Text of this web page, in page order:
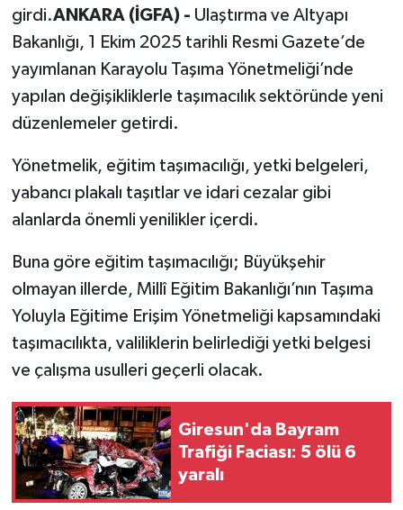
girdi.ANKARA (İGFA) - Ulaştırma ve Altyapı
Bakanlığı, 1 Ekim 2025 tarihli Resmi Gazete’de
yayımlanan Karayolu Taşıma Yönetmeliği’nde
yapılan değişikliklerle taşımacılık sektöründe yeni
düzenlemeler getirdi.
Yönetmelik, eğitim taşımacılığı, yetki belgeleri,
yabancı plakalı taşıtlar ve idari cezalar gibi
alanlarda önemli yenilikler içerdi.
Buna göre eğitim taşımacılığı; Büyükşehir
olmayan illerde, Millî Eğitim Bakanlığı’nın Taşıma
Yoluyla Eğitime Erişim Yönetmeliği kapsamındaki
taşımacılıkta, valiliklerin belirlediği yetki belgesi
ve çalışma usulleri geçerli olacak.
Giresun'da Bayram
Trafiği Faciası: 5 ölü 6
yaralı